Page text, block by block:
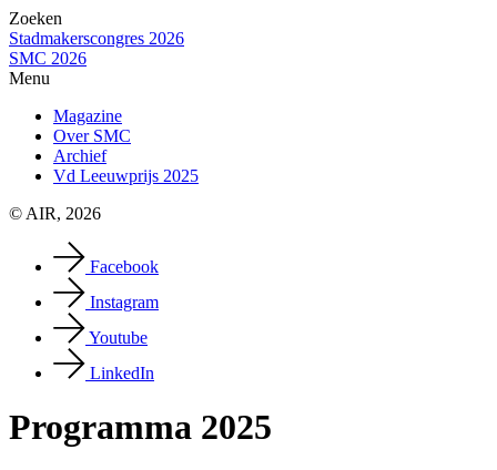
Zoeken
Stadmakerscongres 2026
SMC 2026
Menu
Magazine
Over SMC
Archief
Vd Leeuwprijs 2025
© AIR, 2026
Facebook
Instagram
Youtube
LinkedIn
Programma 2025